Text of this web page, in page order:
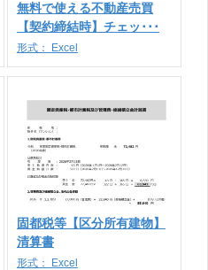
無料で使える不動産売買
【契約締結時】チェッ･･･
形式： Excel
固都税等【区分所有建物】
清算書
形式： Excel